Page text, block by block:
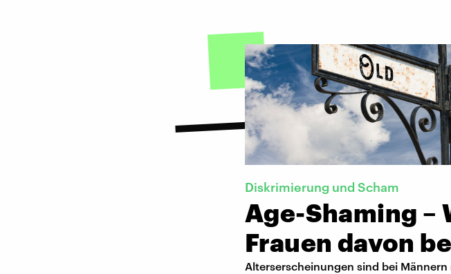
Diskrimierung und Scham
Age-Shaming –
Frauen davon
Alterserscheinungen sind bei